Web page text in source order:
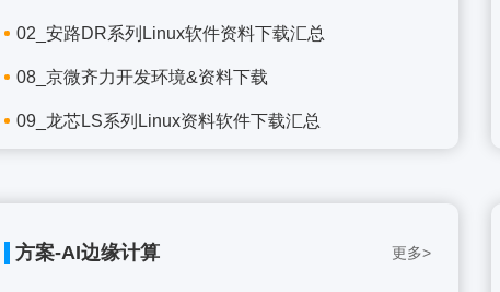
02_安路DR系列Linux软件资料下载汇总
08_京微齐力开发环境&资料下载
09_龙芯LS系列Linux资料软件下载汇总
方案-AI边缘计算 更多>